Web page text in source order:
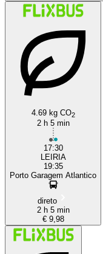
4.69 kg CO2
2 h 5 min
17:30
LEIRIA
19:35
Porto Garagem Atlantico
direto
2 h 5 min
€ 9,98